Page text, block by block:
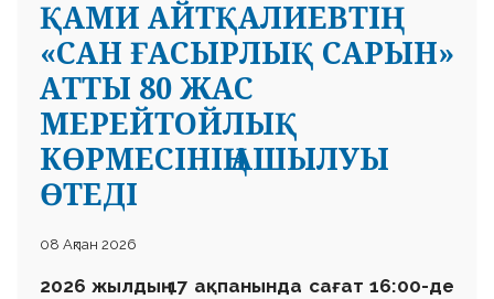
ҚАМИ АЙТҚАЛИЕВТІҢ
«САН ҒАСЫРЛЫҚ САРЫН»
АТТЫ 80 ЖАС
МЕРЕЙТОЙЛЫҚ
КӨРМЕСІНІҢ АШЫЛУЫ
ӨТЕДІ
08 Ақпан 2026
2026 жылдың 17 ақпанында сағат 16:00-де